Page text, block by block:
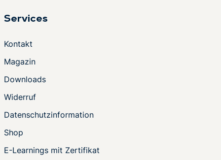
Services
Kontakt
Magazin
Downloads
Widerruf
Datenschutzinformation
Shop
E-Learnings mit Zertifikat